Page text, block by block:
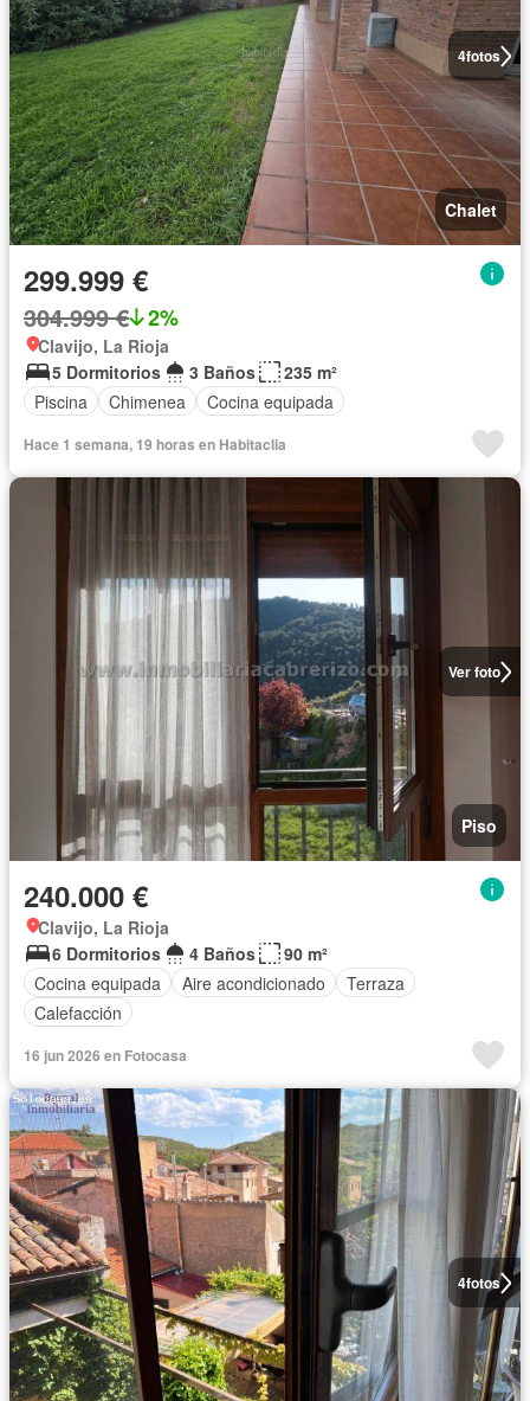
4fotos
Chalet
299.999 €
304.999 € 2%
Clavijo, La Rioja
5 Dormitorios
3 Baños
235 m²
Piscina
Chimenea Cocina equipada
Hace 1 semana, 19 horas en Habitaclia
Ver foto
Piso
240.000 €
Clavijo, La Rioja
6 Dormitorios
4 Baños
90 m²
Cocina equipada
Aire acondicionado
Terraza
Calefacción
16 jun 2026 en Fotocasa
4fotos